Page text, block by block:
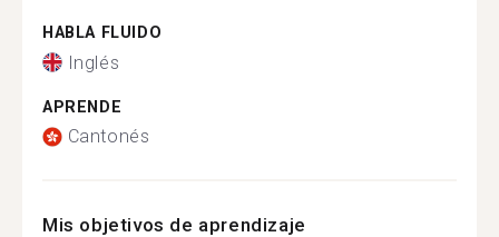
HABLA FLUIDO
Inglés
APRENDE
Cantonés
Mis objetivos de aprendizaje